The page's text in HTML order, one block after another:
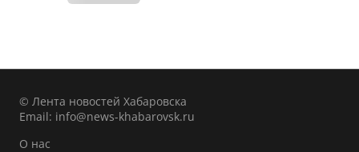
© Лента новостей Хабаровска
Email: info@news-khabarovsk.ru
О нас